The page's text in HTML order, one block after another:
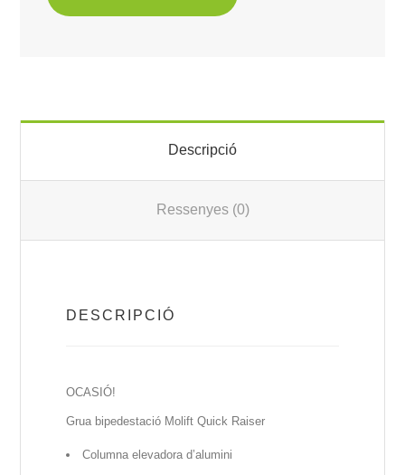
Descripció
Ressenyes (0)
DESCRIPCIÓ
OCASIÓ!
Grua bipedestació Molift Quick Raiser
Columna elevadora d’alumini